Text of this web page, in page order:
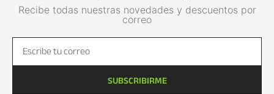
Recibe todas nuestras novedades y descuentos por
correo
SUBSCRIBIRME